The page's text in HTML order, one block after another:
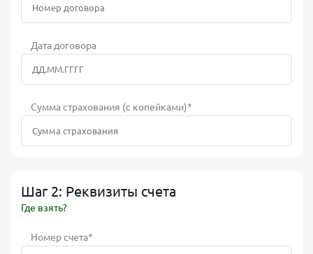
Дата договора
Сумма страхования (с копейками)*
Шаг 2: Реквизиты счета
Где взять?
Номер счета*